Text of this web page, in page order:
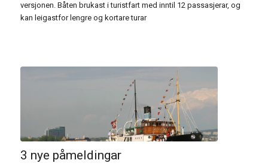
versjonen. Båten brukast i turistfart med inntil 12 passasjerar, og
kan leigastfor lengre og kortare turar
3 nye påmeldingar